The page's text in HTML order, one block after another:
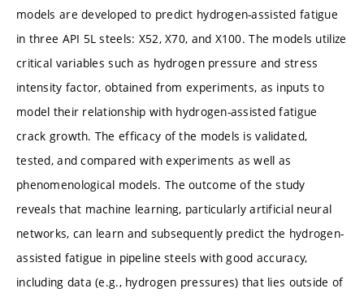
models are developed to predict hydrogen-assisted fatigue
in three API 5L steels: X52, X70, and X100. The models utilize
critical variables such as hydrogen pressure and stress
intensity factor, obtained from experiments, as inputs to
model their relationship with hydrogen-assisted fatigue
crack growth. The efficacy of the models is validated,
tested, and compared with experiments as well as
phenomenological models. The outcome of the study
reveals that machine learning, particularly artificial neural
networks, can learn and subsequently predict the hydrogen-
assisted fatigue in pipeline steels with good accuracy,
including data (e.g., hydrogen pressures) that lies outside of